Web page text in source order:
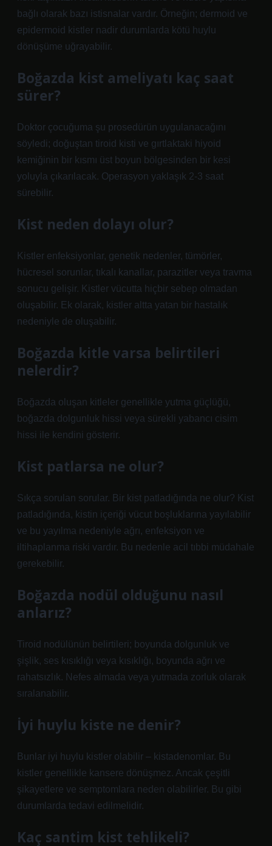
bağlı olarak bazı istisnalar vardır. Örneğin; dermoid ve
epidermoid kistler nadir durumlarda kötü huylu
dönüşüme uğrayabilir.
Boğazda kist ameliyatı kaç saat
sürer?
Doktor çocuğuma şu prosedürün uygulanacağını
söyledi; doğuştan tiroid kisti ve gırtlaktaki hiyoid
kemiğinin bir kısmı üst boyun bölgesinden bir kesi
yoluyla çıkarılacak. Operasyon yaklaşık 2-3 saat
sürebilir.
Kist neden dolayı olur?
Kistler enfeksiyonlar, genetik nedenler, tümörler,
hücresel sorunlar, tıkalı kanallar, parazitler veya travma
sonucu gelişir. Kistler vücutta hiçbir sebep olmadan
oluşabilir. Ek olarak, kistler altta yatan bir hastalık
nedeniyle de oluşabilir.
Boğazda kitle varsa belirtileri
nelerdir?
Boğazda oluşan kitleler genellikle yutma güçlüğü,
boğazda dolgunluk hissi veya sürekli yabancı cisim
hissi ile kendini gösterir.
Kist patlarsa ne olur?
Sıkça sorulan sorular. Bir kist patladığında ne olur? Kist
patladığında, kistin içeriği vücut boşluklarına yayılabilir
ve bu yayılma nedeniyle ağrı, enfeksiyon ve
iltihaplanma riski vardır. Bu nedenle acil tıbbi müdahale
gerekebilir.
Boğazda nodül olduğunu nasıl
anlarız?
Tiroid nodülünün belirtileri; boyunda dolgunluk ve
şişlik, ses kısıklığı veya kısıklığı, boyunda ağrı ve
rahatsızlık. Nefes almada veya yutmada zorluk olarak
sıralanabilir.
İyi huylu kiste ne denir?
Bunlar iyi huylu kistler olabilir – kistadenomlar. Bu
kistler genellikle kansere dönüşmez. Ancak çeşitli
şikayetlere ve semptomlara neden olabilirler. Bu gibi
durumlarda tedavi edilmelidir.
Kaç santim kist tehlikeli?